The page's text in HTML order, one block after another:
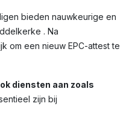
bieden nauwkeurige en
. Na
om een nieuw EPC-attest te
diensten aan zoals
zijn bij